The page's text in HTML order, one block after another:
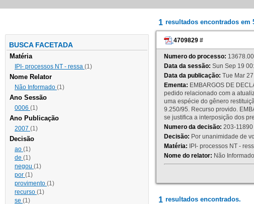
BUSCA FACETADA
Matéria
IPI- processos NT - ressa (1)
Nome Relator
Não Informado (1)
Ano Sessão
0006 (1)
Ano Publicação
2007 (1)
Decisão
ao (1)
de (1)
negou (1)
por (1)
provimento (1)
recurso (1)
se (1)
1 resultados encontrados em
4709829 #
Numero do processo:
Data da sessão: Sun Sep 19
Data da publicação: Tue Mar
Ementa: EMBARGOS DE
pedido relacionado com a
uma espécie do gênero
9.250/95. Recurso provido.
se justifica a interposição dos
Numero da decisão: 203-11890
Decisão: Por unanimidade de
Matéria: IPI- processos NT -
Nome do relator: Não Informado
1 resultados encontrados.